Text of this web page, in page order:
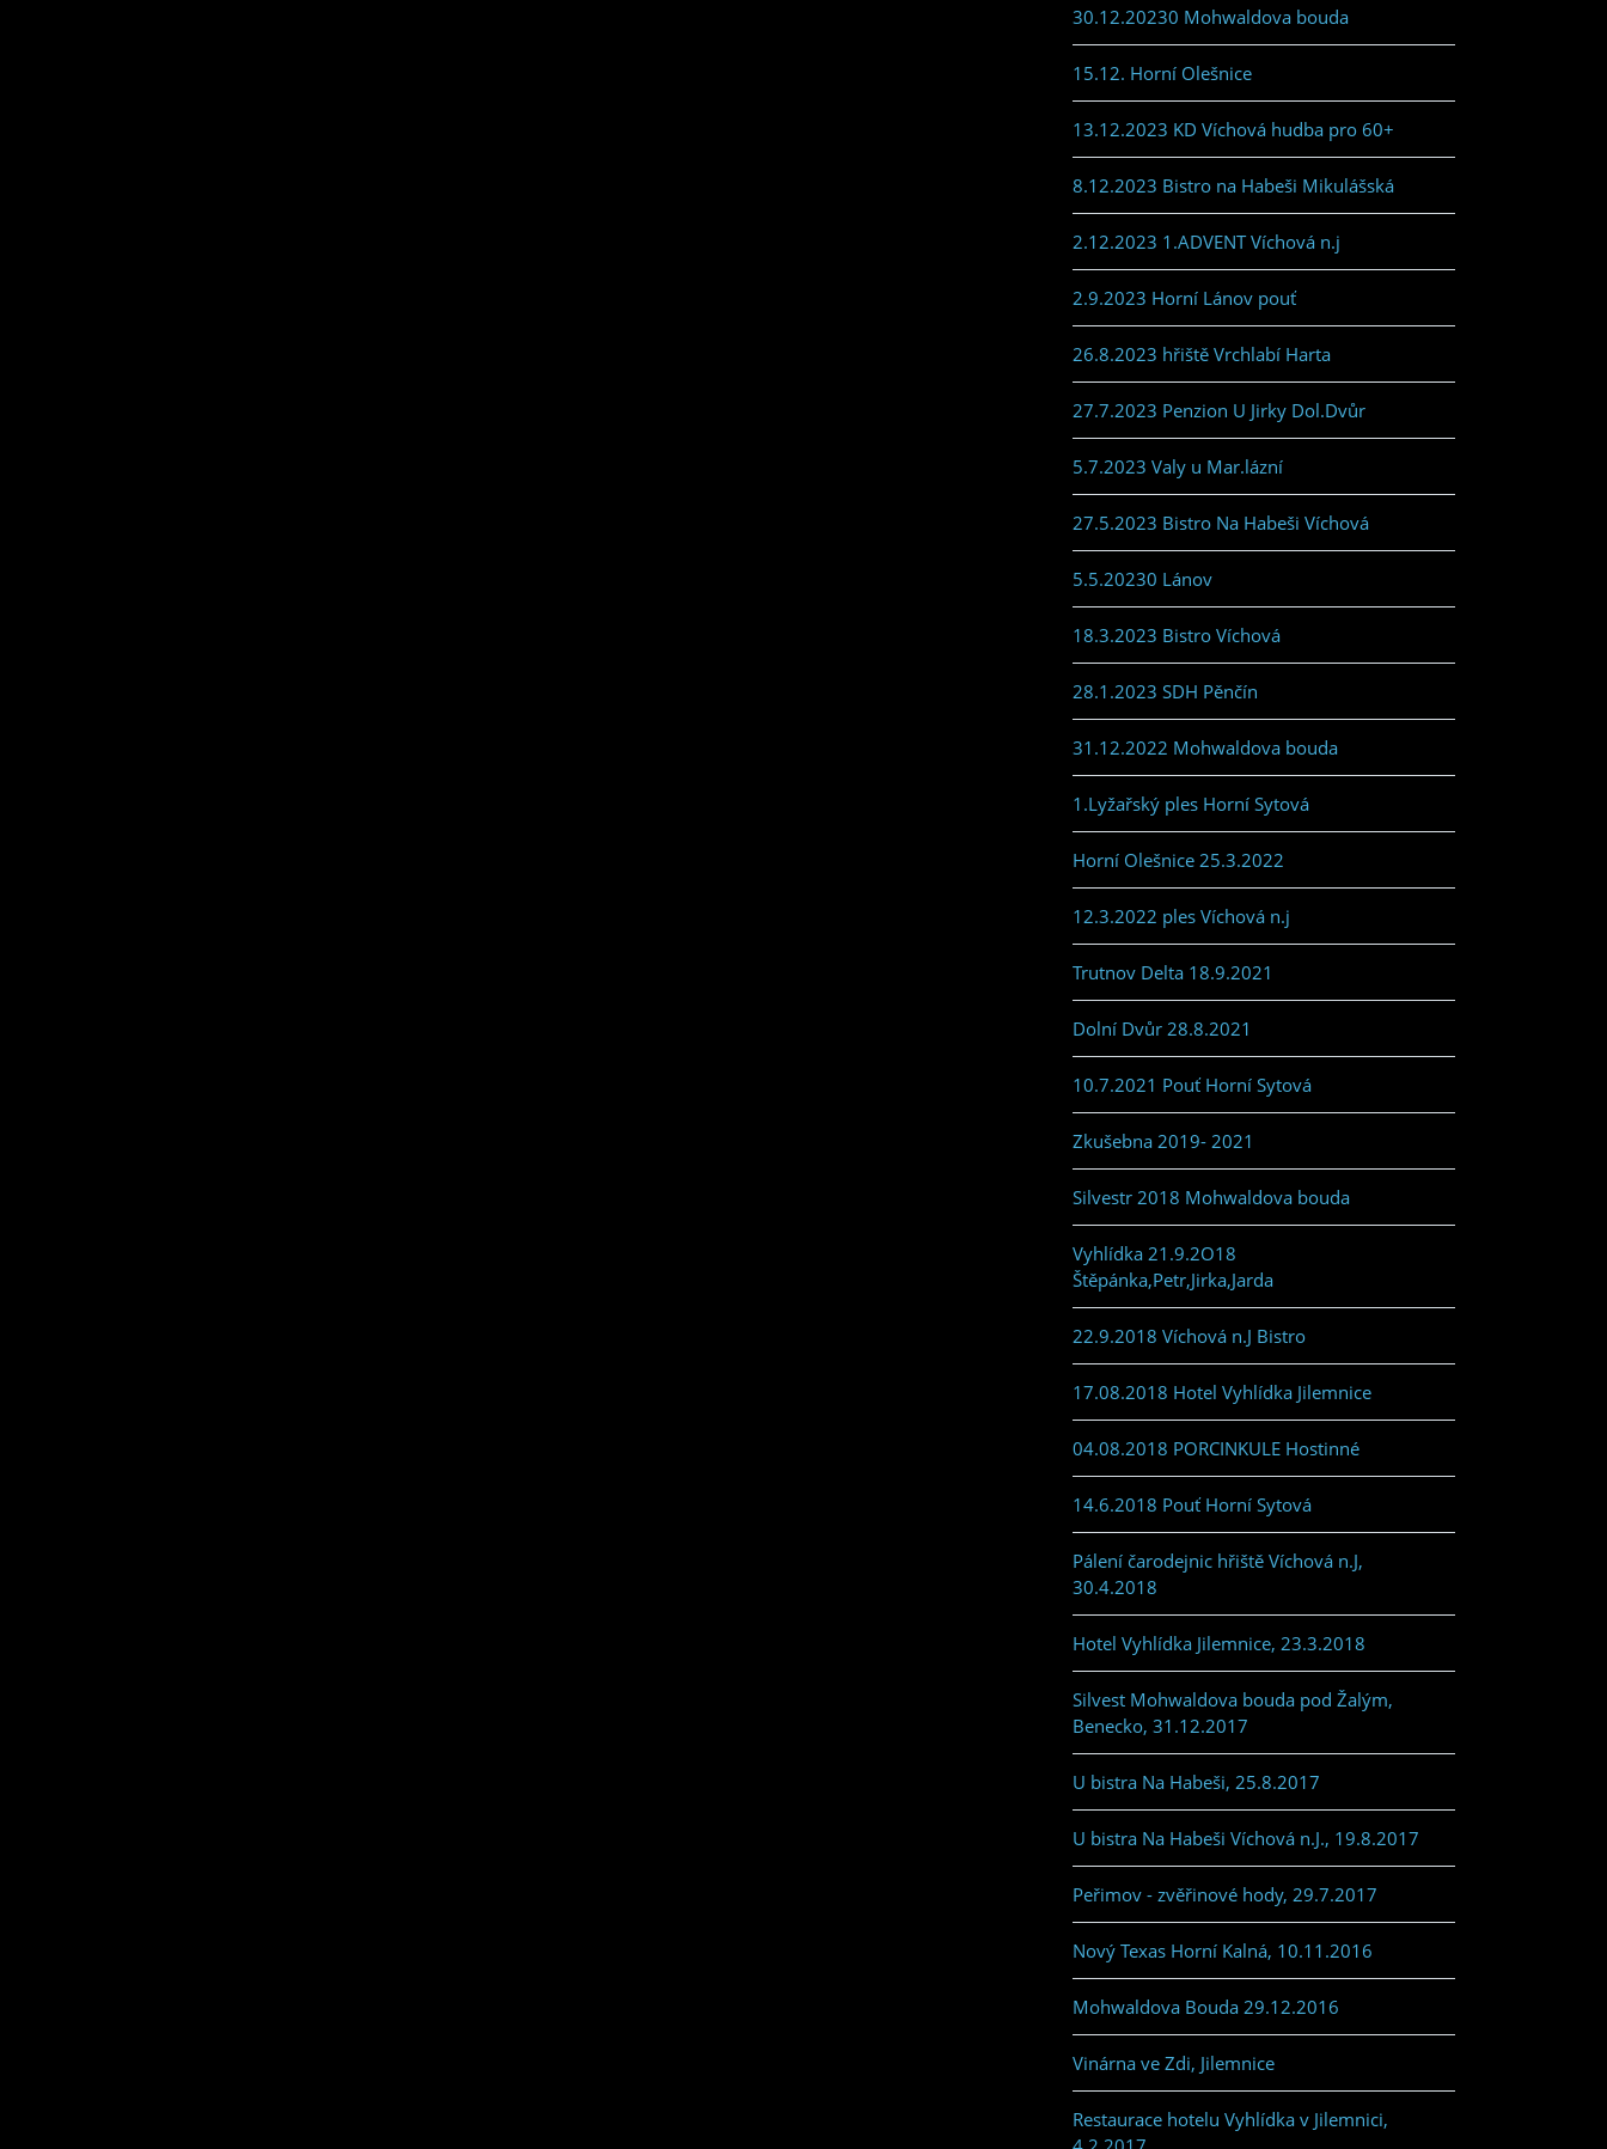
30.12.20230 Mohwaldova bouda
15.12. Horní Olešnice
13.12.2023 KD Víchová hudba pro 60+
8.12.2023 Bistro na Habeši Mikulášská
2.12.2023 1.ADVENT Víchová n.j
2.9.2023 Horní Lánov pouť
26.8.2023 hřiště Vrchlabí Harta
27.7.2023 Penzion U Jirky Dol.Dvůr
5.7.2023 Valy u Mar.lázní
27.5.2023 Bistro Na Habeši Víchová
5.5.20230 Lánov
18.3.2023 Bistro Víchová
28.1.2023 SDH Pěnčín
31.12.2022 Mohwaldova bouda
1.Lyžařský ples Horní Sytová
Horní Olešnice 25.3.2022
12.3.2022 ples Víchová n.j
Trutnov Delta 18.9.2021
Dolní Dvůr 28.8.2021
10.7.2021 Pouť Horní Sytová
Zkušebna 2019- 2021
Silvestr 2018 Mohwaldova bouda
Vyhlídka 21.9.2O18
Štěpánka,Petr,Jirka,Jarda
22.9.2018 Víchová n.J Bistro
17.08.2018 Hotel Vyhlídka Jilemnice
04.08.2018 PORCINKULE Hostinné
14.6.2018 Pouť Horní Sytová
Pálení čarodejnic hřiště Víchová n.J,
30.4.2018
Hotel Vyhlídka Jilemnice, 23.3.2018
Silvest Mohwaldova bouda pod Žalým,
Benecko, 31.12.2017
U bistra Na Habeši, 25.8.2017
U bistra Na Habeši Víchová n.J., 19.8.2017
Peřimov - zvěřinové hody, 29.7.2017
Nový Texas Horní Kalná, 10.11.2016
Mohwaldova Bouda 29.12.2016
Vinárna ve Zdi, Jilemnice
Restaurace hotelu Vyhlídka v Jilemnici,